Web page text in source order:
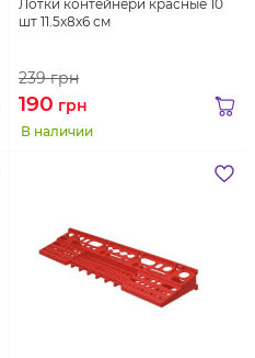
Лотки контейнери красные 10
шт 11.5x8x6 см
239грн
190 грн
В наличии